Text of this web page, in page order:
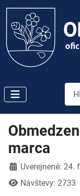
marca
DetailyUverejnené: 24.
Návštevy: 2733